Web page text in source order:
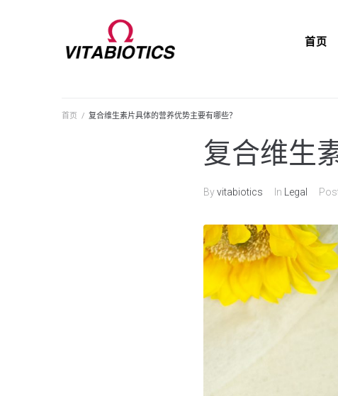
首页
首页 / 复合维生素片具体的营养优势主要有哪些？
复合维生
Byvitabiotics In Legal